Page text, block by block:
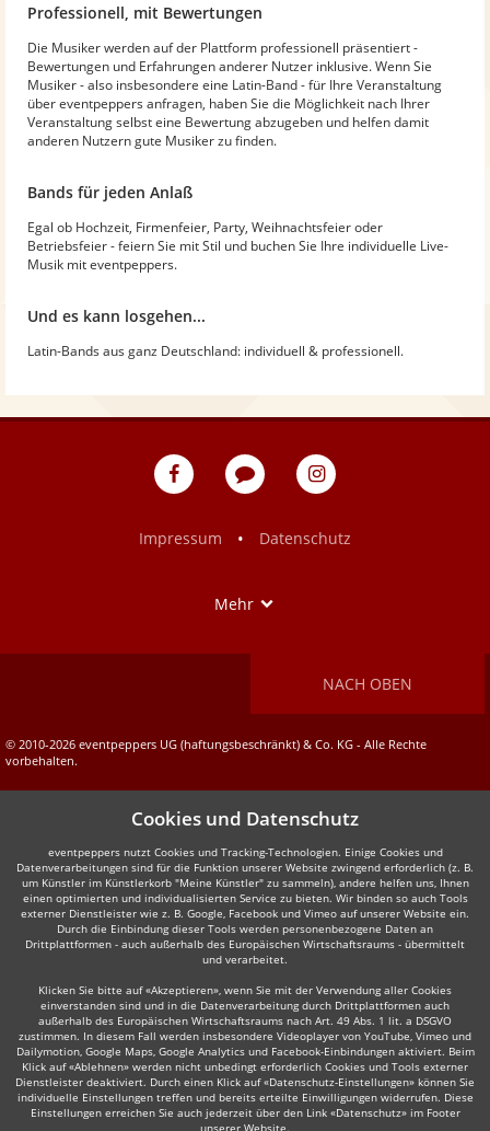
Professionell, mit Bewertungen
Die Musiker werden auf der Plattform professionell präsentiert -
Bewertungen und Erfahrungen anderer Nutzer inklusive. Wenn Sie
Musiker - also insbesondere eine Latin-Band - für Ihre Veranstaltung
über eventpeppers anfragen, haben Sie die Möglichkeit nach Ihrer
Veranstaltung selbst eine Bewertung abzugeben und helfen damit
anderen Nutzern gute Musiker zu finden.
Bands für jeden Anlaß
Egal ob Hochzeit, Firmenfeier, Party, Weihnachtsfeier oder
Betriebsfeier - feiern Sie mit Stil und buchen Sie Ihre individuelle Live-
Musik mit eventpeppers.
Und es kann losgehen...
Latin-Bands aus ganz Deutschland: individuell & professionell.
eventpeppers
Blog
eventpeppers
Impressum
• Datenschutz
Mehr
NACH OBEN
© 2010-2026 eventpeppers UG (haftungsbeschränkt) & Co. KG - Alle Rechte
vorbehalten.
Cookies und Datenschutz
eventpeppers nutzt Cookies und Tracking-Technologien. Einige Cookies und
Datenverarbeitungen sind für die Funktion unserer Website zwingend erforderlich (z. B.
um Künstler im Künstlerkorb "Meine Künstler" zu sammeln), andere helfen uns, Ihnen
einen optimierten und individualisierten Service zu bieten. Wir binden so auch Tools
externer Dienstleister wie z. B. Google, Facebook und Vimeo auf unserer Website ein.
Durch die Einbindung dieser Tools werden personenbezogene Daten an
Drittplattformen - auch außerhalb des Europäischen Wirtschaftsraums - übermittelt
und verarbeitet.
Klicken Sie bitte auf «Akzeptieren», wenn Sie mit der Verwendung aller Cookies
einverstanden sind und in die Datenverarbeitung durch Drittplattformen auch
außerhalb des Europäischen Wirtschaftsraums nach Art. 49 Abs. 1 lit. a DSGVO
zustimmen. In diesem Fall werden insbesondere Videoplayer von YouTube, Vimeo und
Dailymotion, Google Maps, Google Analytics und Facebook-Einbindungen aktiviert. Beim
Klick auf «Ablehnen» werden nicht unbedingt erforderlich Cookies und Tools externer
Dienstleister deaktiviert. Durch einen Klick auf «Datenschutz-Einstellungen» können Sie
individuelle Einstellungen treffen und bereits erteilte Einwilligungen widerrufen. Diese
Einstellungen erreichen Sie auch jederzeit über den Link «Datenschutz» im Footer
unserer Website.